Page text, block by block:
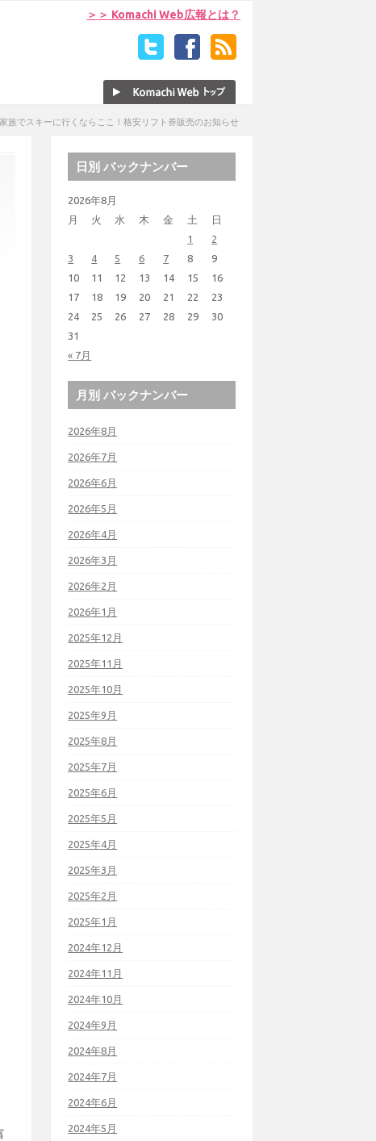
＞＞ Komachi Web広報とは？
家族でスキーに行くならここ！格安リフト券販売のお知らせ
日別 バックナンバー
2026年8月
月
火 水 木 金 土 日
« 7月
1
2
3
4 5 6 7 8
9
10
11 12 13 14 15
16
17
18 19 20 21 22
23
24
25 26 27 28 29
30
31
月別 バックナンバー
2026年8月
2026年7月
2026年6月
2026年5月
2026年4月
2026年3月
2026年2月
2026年1月
2025年12月
2025年11月
2025年10月
2025年9月
2025年8月
2025年7月
2025年6月
2025年5月
2025年4月
2025年3月
2025年2月
2025年1月
2024年12月
2024年11月
2024年10月
2024年9月
2024年8月
2024年7月
2024年6月
2024年5月